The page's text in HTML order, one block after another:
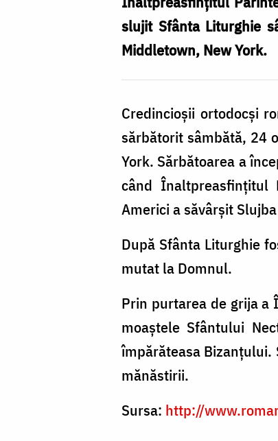
slujit Sfânta Liturghie
Middletown, New York.
Credincioșii ortodocși
sărbătorit sâmbătă, 24
York. Sărbătoarea a
când Înaltpreasfințitul
Americi a săvârșit
După Sfânta Liturghie
mutat la Domnul.
Prin purtarea de grija
moaștele Sfântului
împărăteasa Bizanțului.
mănăstirii.
Sursa: http://